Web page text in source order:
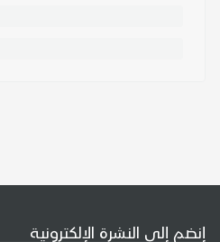
إنضم إلى النشرة الإلكترونية